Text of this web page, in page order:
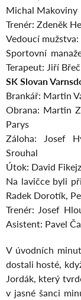
Michal Makoviny
Trenér: Zdeněk
Vedoucí mužstva:
Sportovní
Terapeut: Jiří
SK Slovan
Brankář: Martin
Obrana: Martin
Parys
Záloha: Josef
Srouhal
Útok: David
Na lavičce byli
Radek Dorotík,
Trenér: Josef
Asistent: Pavel
V úvodních
dostali hosté,
Jordák, který
v jasné šanci